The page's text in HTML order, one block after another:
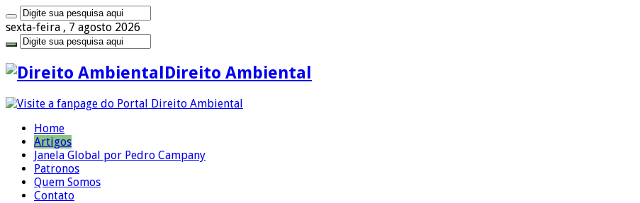
sexta-feira , 7 agosto 2026
Direito Ambiental
Home
Artigos
Janela Global por Pedro Campany
Patronos
Quem Somos
Contato